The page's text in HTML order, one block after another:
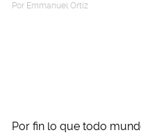
Por Emmanuel Ortiz
Por fin lo que todo